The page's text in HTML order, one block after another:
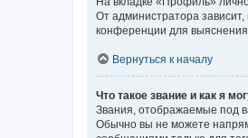
От администратора
конференции для выяснения
Вернуться к началу
Что такое звание и как я
Звания, отображаемые под
Обычно вы не можете